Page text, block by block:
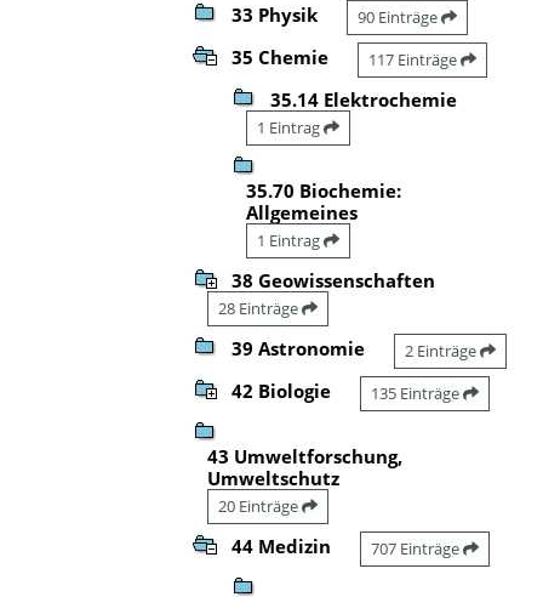
33 Physik 90 Einträge
35 Chemie 117 Einträge
35.14 Elektrochemie
1 Eintrag
35.70 Biochemie:
Allgemeines
1 Eintrag
38 Geowissenschaften
28 Einträge
39 Astronomie 2 Einträge
42 Biologie 135 Einträge
43 Umweltforschung,
Umweltschutz
20 Einträge
44 Medizin 707 Einträge